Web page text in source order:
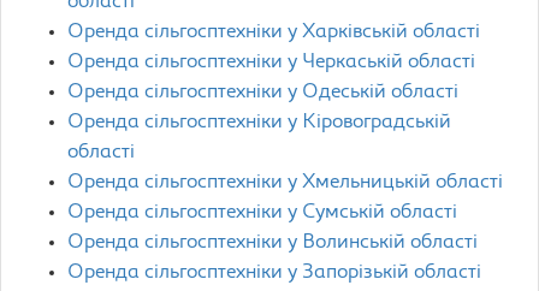
Оренда сільгосптехніки у Харківській області
Оренда сільгосптехніки у Черкаській області
Оренда сільгосптехніки у Одеській області
Оренда сільгосптехніки у Кіровоградській
області
Оренда сільгосптехніки у Хмельницькій області
Оренда сільгосптехніки у Сумській області
Оренда сільгосптехніки у Волинській області
Оренда сільгосптехніки у Запорізькій області